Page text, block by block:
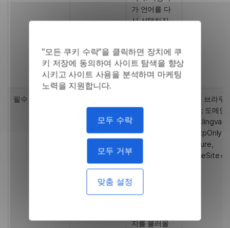
"모든 쿠키 수락"을 클릭하면 장치에 쿠
키 저장에 동의하여 사이트 탐색을 향상
시키고 사이트 사용을 분석하며 마케팅
노력을 지원합니다.
모두 수락
모두 거부
맞춤 설정
가 언어를 다
시 선택하지
지역화가 로드
되도록 보장합
니다.
필수
에서 로그인
후 인증된 사
용자 세션을
암호화된 세션
토큰
(JWT/JWE)을
지를 불러올
1일 · 브라우
쿠키; 도메인:
· HttpOnly,
Secure,